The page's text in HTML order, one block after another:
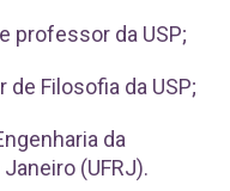
professor da USP;
Filosofia da USP;
da
(UFRJ).